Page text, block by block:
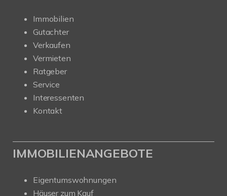
Immobilien
Gutachter
Verkaufen
Vermieten
Ratgeber
Service
Interessenten
Kontakt
IMMOBILIENANGEBOTE
Eigentumswohnungen
Häuser zum Kauf